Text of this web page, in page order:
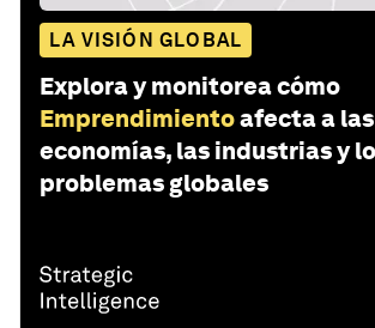
LA VISIÓN GLOBAL
Explora y monitorea cómo
Emprendimientoafecta a las
economías, las industrias y
problemas globales